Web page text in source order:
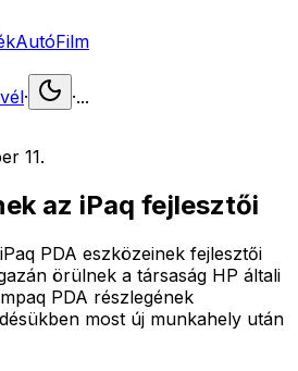
AutóFilm
· ·...
11.
az iPaq fejlesztői
PDA eszközeinek fejlesztői
örülnek a társaság HP általi
PDA részlegének
most új munkahely után